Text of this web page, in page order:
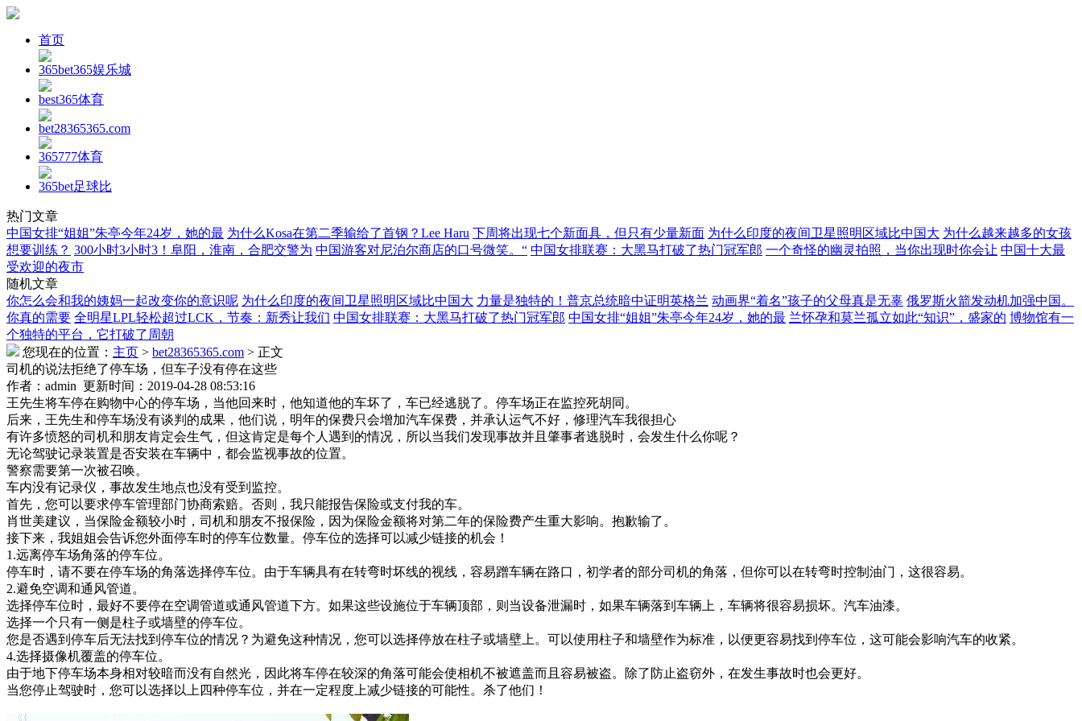
首页
365bet365娱乐城
best365体育
bet28365365.com
365777体育
365bet足球比
热门文章
中国女排“姐姐”朱亭今年24岁，她的最 为什么Kosa在第二季输给了首钢？Lee Haru 下周将出现七个新面具，但只有少量新面 为什么印度的夜间卫星照明区域比中国大 为什么越来越多的女孩
想要训练？ 300小时3小时3！阜阳，淮南，合肥交警为 中国游客对尼泊尔商店的口号微笑。“ 中国女排联赛：大黑马打破了热门冠军郎 一个奇怪的幽灵拍照，当你出现时你会让 中国十大最
受欢迎的夜市
随机文章
你怎么会和我的姨妈一起改变你的意识呢 为什么印度的夜间卫星照明区域比中国大 力量是独特的！普京总统暗中证明英格兰 动画界“着名”孩子的父母真是无辜 俄罗斯火箭发动机加强中国。
你真的需要 全明星LPL轻松超过LCK，节奏：新秀让我们 中国女排联赛：大黑马打破了热门冠军郎 中国女排“姐姐”朱亭今年24岁，她的最 兰怀孕和莫兰孤立如此“知识”，盛家的 博物馆有一
个独特的平台，它打破了周朝
您现在的位置： 主页 > bet28365365.com > 正文
司机的说法拒绝了停车场，但车子没有停在这些
作者：admin 更新时间：2019-04-28 08:53:16
王先生将车停在购物中心的停车场，当他回来时，他知道他的车坏了，车已经逃脱了。停车场正在监控死胡同。
后来，王先生和停车场没有谈判的成果，他们说，明年的保费只会增加汽车保费，并承认运气不好，修理汽车我很担心
有许多愤怒的司机和朋友肯定会生气，但这肯定是每个人遇到的情况，所以当我们发现事故并且肇事者逃脱时，会发生什么你呢？
无论驾驶记录装置是否安装在车辆中，都会监视事故的位置。
警察需要第一次被召唤。
车内没有记录仪，事故发生地点也没有受到监控。
首先，您可以要求停车管理部门协商索赔。否则，我只能报告保险或支付我的车。
肖世美建议，当保险金额较小时，司机和朋友不报保险，因为保险金额将对第二年的保险费产生重大影响。抱歉输了。
接下来，我姐姐会告诉您外面停车时的停车位数量。停车位的选择可以减少链接的机会！
1.远离停车场角落的停车位。
停车时，请不要在停车场的角落选择停车位。由于车辆具有在转弯时坏线的视线，容易蹭车辆在路口，初学者的部分司机的角落，但你可以在转弯时控制油门，这很容易。
2.避免空调和通风管道。
选择停车位时，最好不要停在空调管道或通风管道下方。如果这些设施位于车辆顶部，则当设备泄漏时，如果车辆落到车辆上，车辆将很容易损坏。汽车油漆。
选择一个只有一侧是柱子或墙壁的停车位。
您是否遇到停车后无法找到停车位的情况？为避免这种情况，您可以选择停放在柱子或墙壁上。可以使用柱子和墙壁作为标准，以便更容易找到停车位，这可能会影响汽车的收紧。
4.选择摄像机覆盖的停车位。
由于地下停车场本身相对较暗而没有自然光，因此将车停在较深的角落可能会使相机不被遮盖而且容易被盗。除了防止盗窃外，在发生事故时也会更好。
当您停止驾驶时，您可以选择以上四种停车位，并在一定程度上减少链接的可能性。杀了他们！